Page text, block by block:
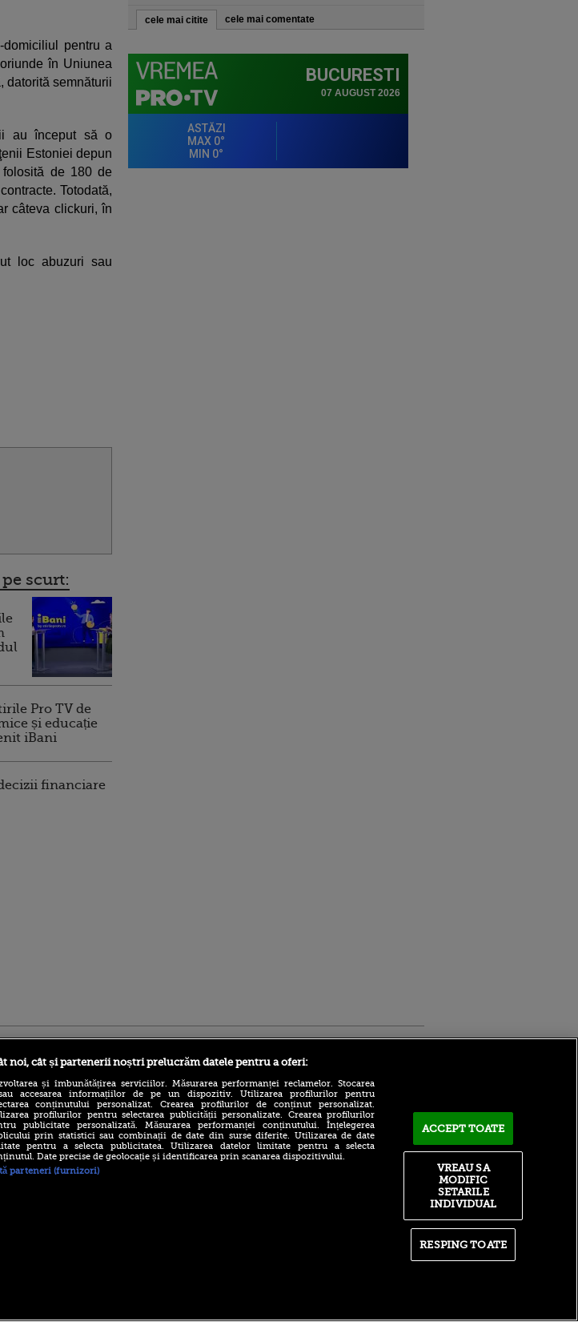
pentru a
în Uniunea
datorită semnăturii
au început să o
Estoniei depun
de 180 de
Totodată,
câteva clickuri, în
loc abuzuri sau
scurt:
Pro TV de
și educație
iBani
financiare
cele mai citite cele mai comentate
Lumea
din România
Cele trei motive pentru care
Numărul 11 mondial explică
noi, cât și partenerii noștri prelucrăm datele pentru a oferi:
și îmbunătățirea serviciilor. Măsurarea performanței reclamelor. Stocarea
accesarea informațiilor de pe un dispozitiv. Utilizarea profilurilor pentru
conținutului personalizat. Crearea profilurilor de conținut personalizat.
profilurilor pentru selectarea publicității personalizate. Crearea profilurilor
publicitate personalizată. Măsurarea performanței conținutului. Înțelegerea
prin statistici sau combinații de date din surse diferite. Utilizarea de date
pentru a selecta publicitatea. Utilizarea datelor limitate pentru a selecta
Date precise de geolocație și identificarea prin scanarea dispozitivului.
parteneri (furnizori)
ACCEPT TOATE
RESPING TOATE
VREAU SA
MODIFIC
SETARILE
INDIVIDUAL